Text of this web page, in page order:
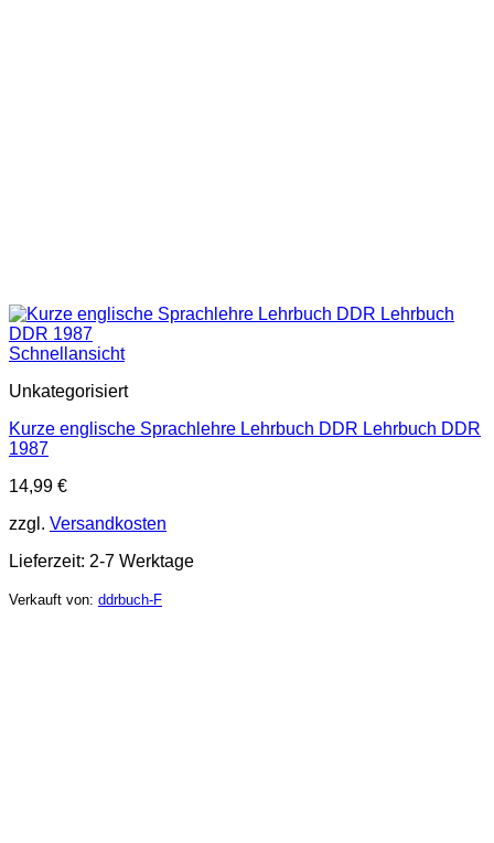
Schnellansicht
Unkategorisiert
Kurze englische Sprachlehre Lehrbuch DDR Lehrbuch DDR
1987
14,99 €
zzgl. Versandkosten
Lieferzeit: 2-7 Werktage
Verkauft von: ddrbuch-F